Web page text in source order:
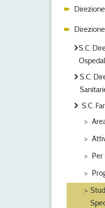
S.C.
S.C.
S.C.
Per